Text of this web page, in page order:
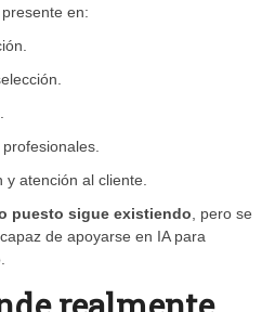
, presente en:
atención al cliente.
puesto sigue existiendo , pero se
de apoyarse en IA para